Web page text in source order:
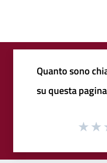
Quanto sono
su questa